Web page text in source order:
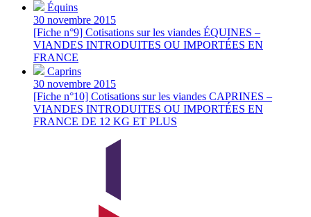
Équins
30 novembre 2015
[Fiche n°9] Cotisations sur les viandes ÉQUINES –
VIANDES INTRODUITES OU IMPORTÉES EN
FRANCE
Caprins
30 novembre 2015
[Fiche n°10] Cotisations sur les viandes CAPRINES –
VIANDES INTRODUITES OU IMPORTÉES EN
FRANCE DE 12 KG ET PLUS